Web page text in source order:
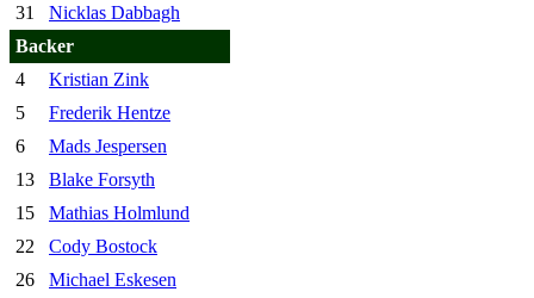
31
Nicklas Dabbagh
Backer
4
Kristian Zink
5
Frederik Hentze
6
Mads Jespersen
13
Blake Forsyth
15
Mathias Holmlund
22
Cody Bostock
26
Michael Eskesen